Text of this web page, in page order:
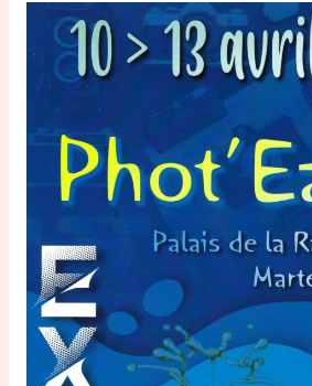
Exposition
Martel